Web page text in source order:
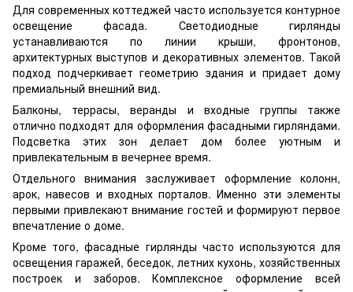
Для современных коттеджей часто используется контурное
освещение фасада. Светодиодные гирлянды
устанавливаются по линии крыши, фронтонов,
архитектурных выступов и декоративных элементов. Такой
подход подчеркивает геометрию здания и придает дому
премиальный внешний вид.
Балконы, террасы, веранды и входные группы также
отлично подходят для оформления фасадными гирляндами.
Подсветка этих зон делает дом более уютным и
привлекательным в вечернее время.
Отдельного внимания заслуживает оформление колонн,
арок, навесов и входных порталов. Именно эти элементы
первыми привлекают внимание гостей и формируют первое
впечатление о доме.
Кроме того, фасадные гирлянды часто используются для
освещения гаражей, беседок, летних кухонь, хозяйственных
построек и заборов. Комплексное оформление всей